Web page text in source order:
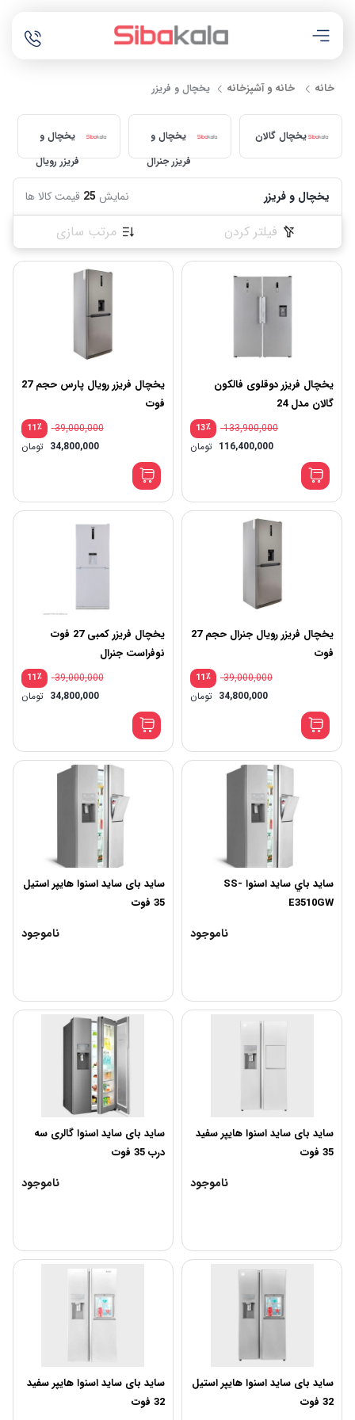
خانه خانه و آشپزخانه یخچال و فریزر
یخچال گالان
یخچال و
فریزر جنرال
یخچال و
فریزر رویال
یخچال و فریزر نمایش 25 قیمت کالا ها
فیلتر کردن مرتب سازی
یخچال فریزر دوقلوی فالکون
گالان مدل 24
٪13
133,900,000
116,400,000 تومان
یخچال فریزر رویال پارس حجم 27
فوت
٪11
39,000,000
34,800,000 تومان
یخچال فریزر رویال جنرال حجم 27
فوت
٪11
39,000,000
34,800,000 تومان
یخچال فریزر کمبی 27 فوت
نوفراست جنرال
٪11
39,000,000
34,800,000 تومان
سايد باي سايد اسنوا SS-
E3510GW
ناموجود
سايد بای سايد اسنوا هایپر استیل
35 فوت
ناموجود
سايد بای سايد اسنوا هایپر سفید
35 فوت
ناموجود
ساید بای ساید اسنوا گالری سه
درب 35 فوت
ناموجود
ساید بای ساید اسنوا هایپر استیل
32 فوت
ساید بای ساید اسنوا هایپر سفید
32 فوت